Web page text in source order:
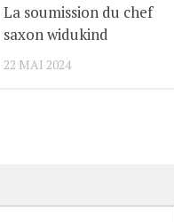
La soumission du chef
saxon widukind
22 MAI 2024